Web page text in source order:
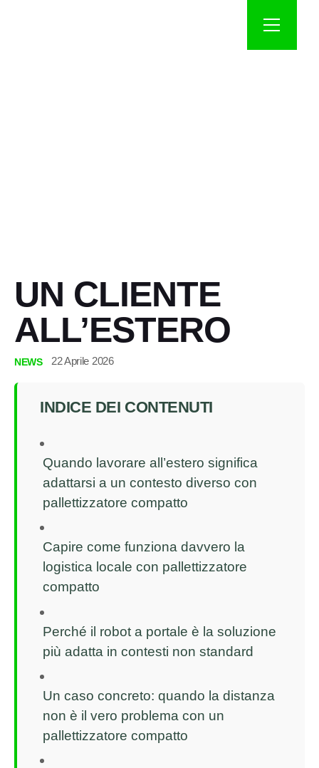
UN CLIENTE
ALL’ESTERO
NEWS 22 Aprile 2026
INDICE DEI CONTENUTI
Quando lavorare all’estero significa
adattarsi a un contesto diverso con
pallettizzatore compatto
Capire come funziona davvero la
logistica locale con pallettizzatore
compatto
Perché il robot a portale è la soluzione
più adatta in contesti non standard
Un caso concreto: quando la distanza
non è il vero problema con un
pallettizzatore compatto